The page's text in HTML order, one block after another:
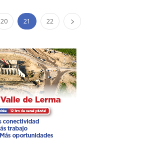
20 21 22